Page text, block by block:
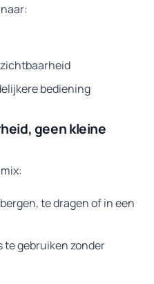
bediening
geen kleine
te dragen of in een
te gebruiken zonder